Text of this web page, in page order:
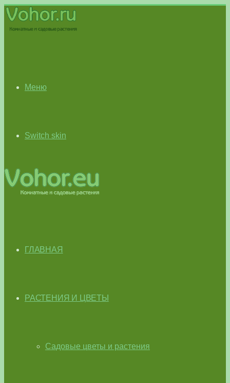
Меню
Switch skin
ГЛАВНАЯ
РАСТЕНИЯ И ЦВЕТЫ
Садовые цветы и растения